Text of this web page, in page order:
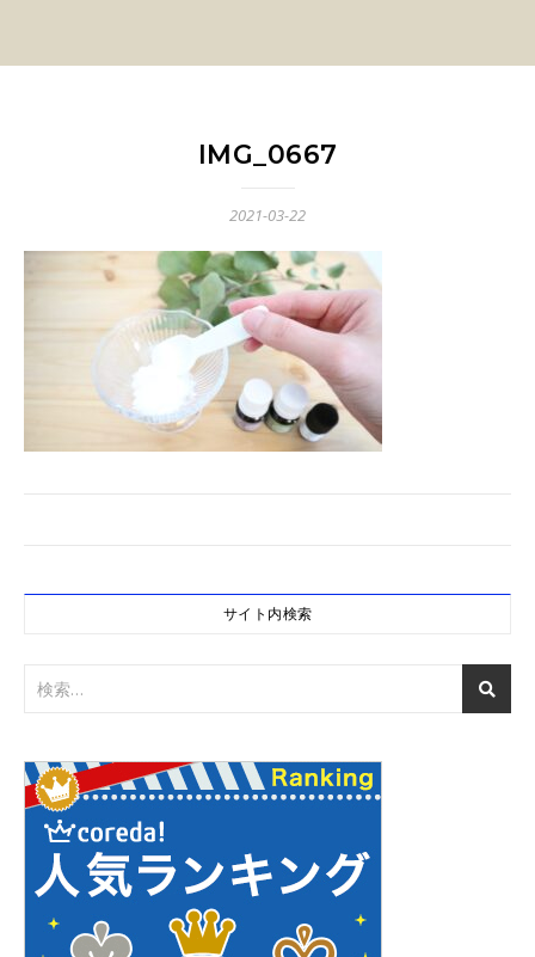
IMG_0667
2021-03-22
サイト内検索